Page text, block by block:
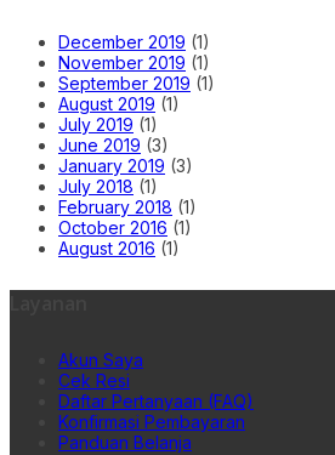
December 2019 (1)
November 2019 (1)
September 2019 (1)
August 2019 (1)
July 2019 (1)
June 2019 (3)
January 2019 (3)
July 2018 (1)
February 2018 (1)
October 2016 (1)
August 2016 (1)
Akun Saya
Cek Resi
Daftar Pertanyaan (FAQ)
Konfirmasi Pembayaran
Panduan Belanja